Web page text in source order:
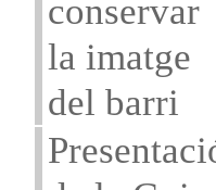
conservar
la imatge
del barri